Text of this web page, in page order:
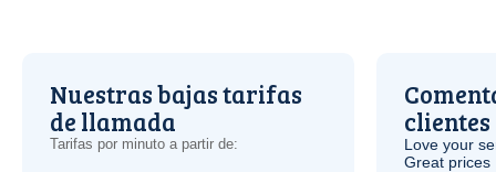
Nuestras bajas tarifas
de llamada
Tarifas por minuto a partir de:
clientes
Love your
Great prices